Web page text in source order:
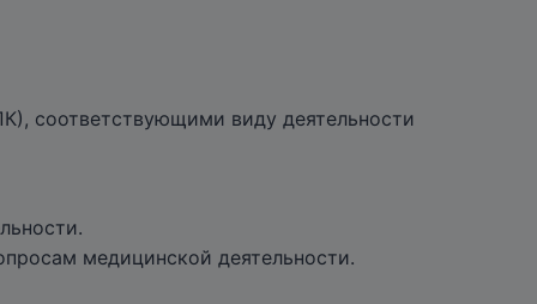
соответствующими виду деятельности
медицинской деятельности.